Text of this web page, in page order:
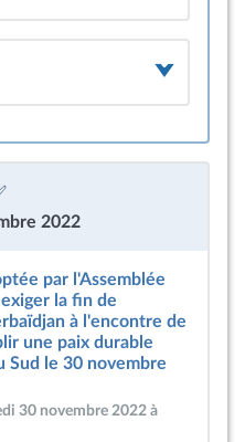
2022
par l'Assemblée
la fin de
à l'encontre de
une paix durable
Sud le 30 novembre
30 novembre 2022 à